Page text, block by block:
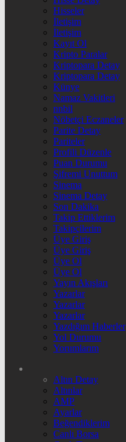
Hisseler
İletişim
İletişim
Kayıt Ol
Kripto Paralar
Kriptopara Detay
Kriptopara Detay
Künye
Namaz Vakitleri
nnbil
Nöbetçi Eczaneler
Parite Detay
Pariteler
Profili Düzenle
Puan Durumu
Şifremi Unuttum
Sinema
Sinema Detay
Son Dakika
Takip Ettiklerim
Takipçilerim
Üye Giriş
Üye Giriş
Üye Ol
Üye Ol
Yayın Akışları
Yazarlar
Yazarlar
Yazarlar
Yazdığım Haberler
Yol Durumu
Yorumlarım
Altın Detay
Altınlar
AMP
Ayarlar
Beğendiklerim
Canlı Borsa